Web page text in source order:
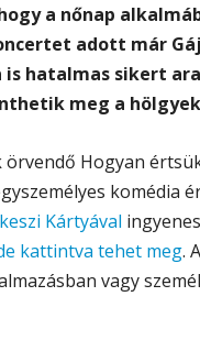
a nőnap
adott már
hatalmas sikert
meg a
Hogyan
komédia
Kártyával
kattintva tehet meg.
vagy